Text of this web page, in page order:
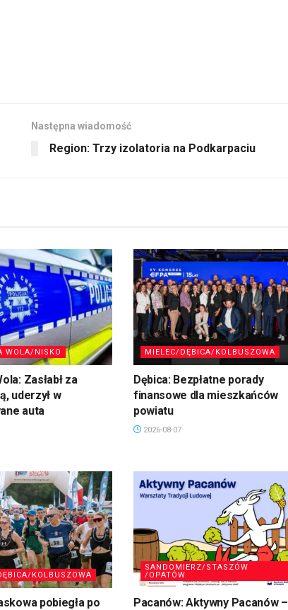
Następna wiadomość
Region: Trzy izolatoria na Podkarpaciu
WOLA/NISKO
Zasłabł za
uderzył w
auta
MIELEC/DĘBICA/KOLBUSZOWA
Dębica: Bezpłatne porady
finansowe dla mieszkańców
powiatu
2026-08-07
KOLBUSZOWA
pobiegła po
SANDOMIERZ/STASZÓW
/OPATÓW
Pacanów: Aktywny Pacanów –